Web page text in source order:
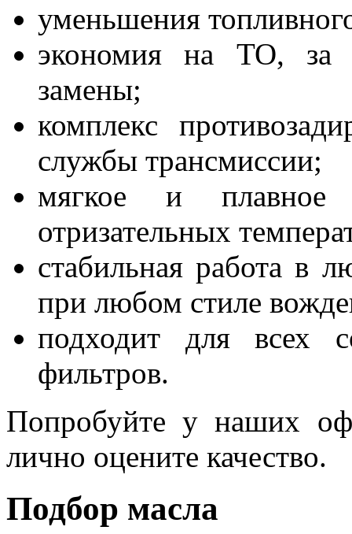
уменьшения
экономия на ТО, за
замены;
комплекс
службы трансмиссии;
мягкое и плавное
отризательных
стабильная работа в
при любом стиле
подходит для всех
фильтров.
Попробуйте у наших
лично оцените качество.
Подбор масла